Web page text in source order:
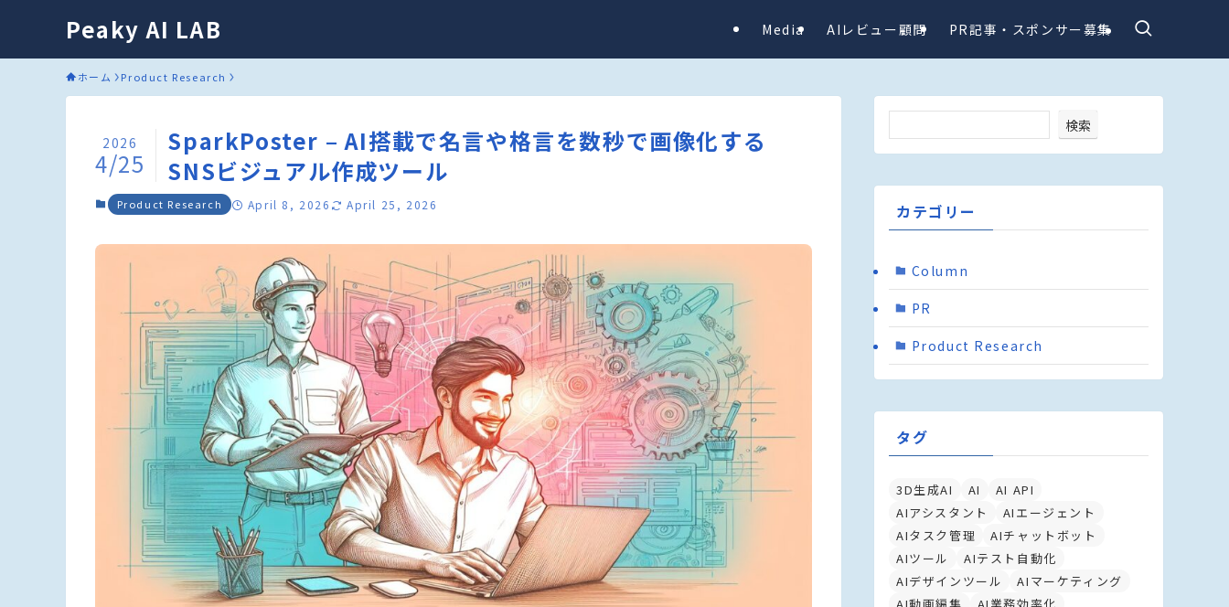
Peaky AI LAB Media AIレビュー顧問 PR記事・スポンサー募集
ホーム Product Research
SparkPoster – AI搭載で名言や格言を数秒で画像化する
SNSビジュアル作成ツール
2026
4/25
Product Research April 8, 2026 April 25, 2026
検索
カテゴリー
Column
PR
Product Research
タグ
3D生成AI AI
AI API
AIアシスタント
AIエージェント
AIタスク管理
AIチャットボット
AIツール
AIテスト自動化
AIデザインツール
AIマーケティング